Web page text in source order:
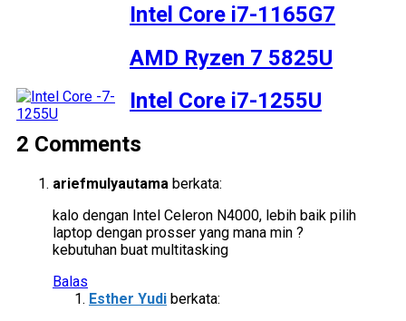
Intel Core i7-1165G7
AMD Ryzen 7 5825U
Intel Core i7-1255U
2 Comments
ariefmulyautama berkata:
kalo dengan Intel Celeron N4000, lebih baik pilih
laptop dengan prosser yang mana min ?
kebutuhan buat multitasking
Balas
Esther Yudi berkata: